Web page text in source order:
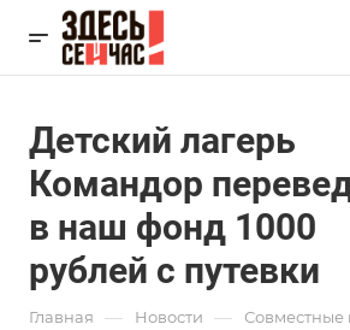
Детский лагерь
Командор
в наш фонд 1000
рублей с путевки
Главная — Новости — Совместные